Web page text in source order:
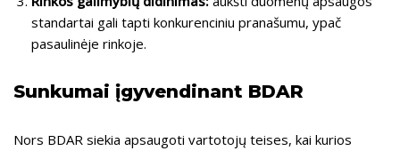
standartai gali tapti konkurenciniu pranašumu, ypač
pasaulinėje rinkoje.
Sunkumai įgyvendinant BDAR
Nors BDAR siekia apsaugoti vartotojų teises, kai kurios